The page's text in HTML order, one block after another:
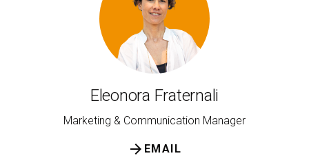
Eleonora Fraternali
Marketing & Communication Manager
EMAIL
arrow_forward